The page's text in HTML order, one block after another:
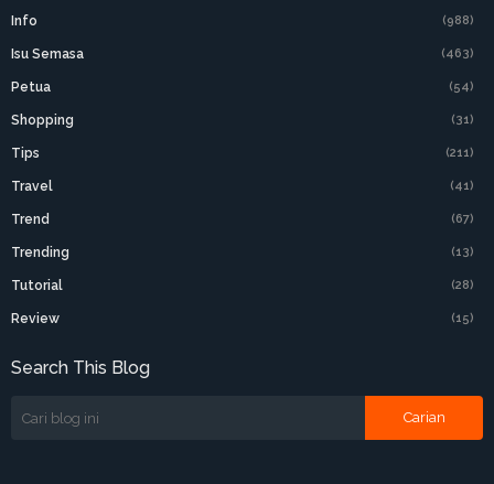
Info (988)
Isu Semasa (463)
Petua (54)
Shopping (31)
Tips (211)
Travel (41)
Trend (67)
Trending (13)
Tutorial (28)
Review (15)
Search This Blog